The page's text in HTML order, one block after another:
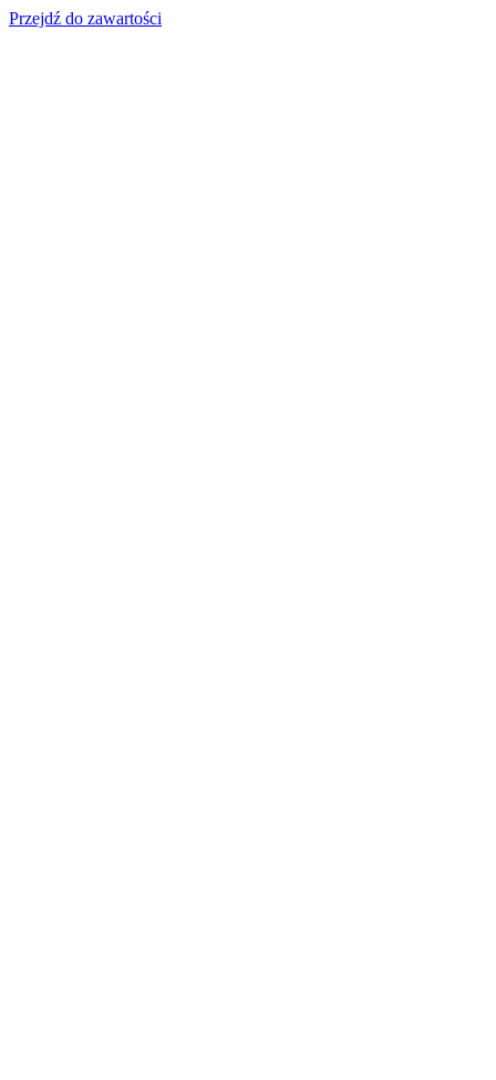
Przejdź do zawartości